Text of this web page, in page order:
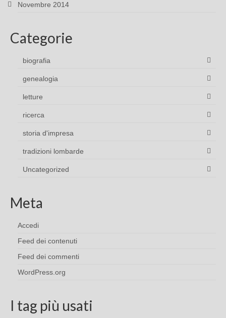
Novembre 2014
Categorie
biografia
genealogia
letture
ricerca
storia d'impresa
tradizioni lombarde
Uncategorized
Meta
Accedi
Feed dei contenuti
Feed dei commenti
WordPress.org
I tag più usati